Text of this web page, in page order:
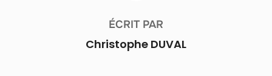
ÉCRIT PAR
Christophe DUVAL